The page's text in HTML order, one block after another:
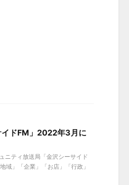
イドFM」2022年3月に
ニティ放送局「金沢シーサイド
域」「企業」「お店」「行政」